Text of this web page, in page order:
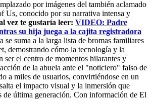
por imágenes del también aclamado
Us, conocido por su narrativa intensa y
vez te gustaría leer: VIDEO: Padre
su hija juega a la cajita registradora
se suma a la larga lista de bromas familiares
demostrando cómo la tecnología y la
ser el centro de momentos hilarantes y
de la abuela ante el "noticiero" falso de
a miles de usuarios, convirtiéndose en un
el impacto visual y la inmersión que
de última generación. Con información de El